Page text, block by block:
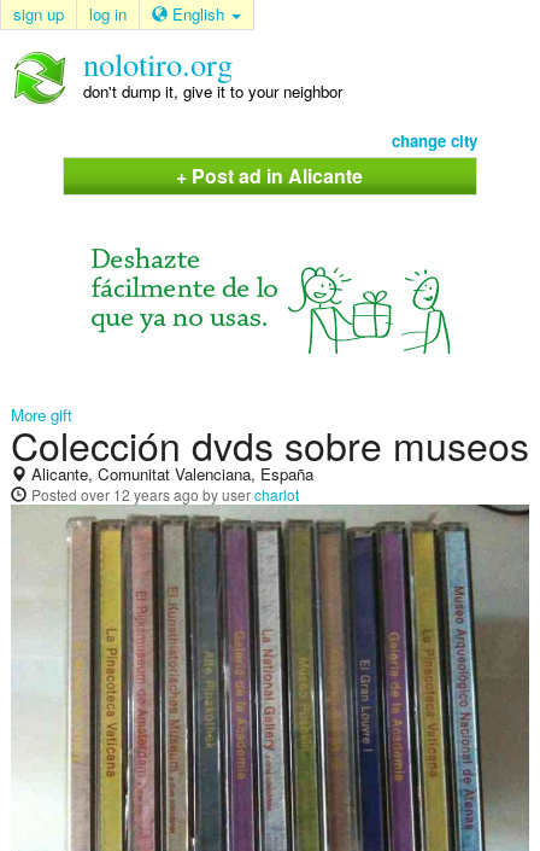
sign up log in English
nolotiro.org
don't dump it, give it to your neighbor
change city
+ Post ad in Alicante
More gift
Colección dvds sobre museos
Alicante, Comunitat Valenciana, España
Posted over 12 years ago by usercharlot